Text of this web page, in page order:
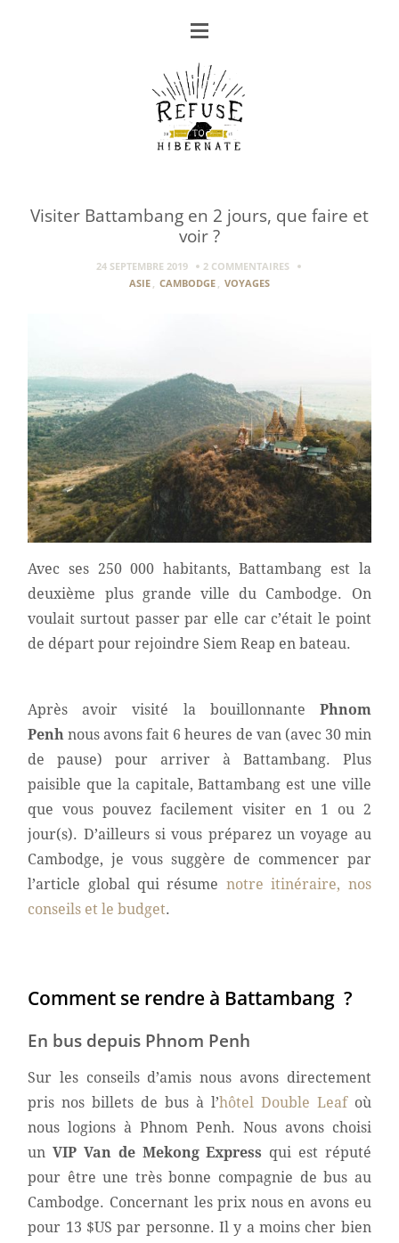
Visiter Battambang en 2 jours, que faire et
voir ?
24 SEPTEMBRE 2019
2 COMMENTAIRES
ASIE
CAMBODGE VOYAGES
Avec ses 250 000 habitants, Battambang est la
deuxième plus grande ville du Cambodge. On
voulait surtout passer par elle car c’était le point
de départ pour rejoindre Siem Reap en bateau.
Après avoir visité la bouillonnante Phnom
Penh nous avons fait 6 heures de van (avec 30 min
de pause) pour arriver à Battambang. Plus
paisible que la capitale, Battambang est une ville
que vous pouvez facilement visiter en 1 ou 2
jour(s). D’ailleurs si vous préparez un voyage au
Cambodge, je vous suggère de commencer par
l’article global qui résume notre itinéraire, nos
conseils et le budget.
Comment se rendre à Battambang ?
En bus depuis Phnom Penh
Sur les conseils d’amis nous avons directement
pris nos billets de bus à l’hôtel Double Leafoù
nous logions à Phnom Penh. Nous avons choisi
unVIP Van de Mekong Express qui est réputé
pour être une très bonne compagnie de bus au
Cambodge. Concernant les prix nous en avons eu
pour 13 $US par personne. Il y a moins cher bien